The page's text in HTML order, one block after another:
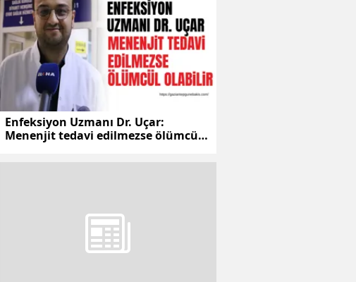
Enfeksiyon Uzmanı Dr. Uçar:
Menenjit tedavi edilmezse ölümcül